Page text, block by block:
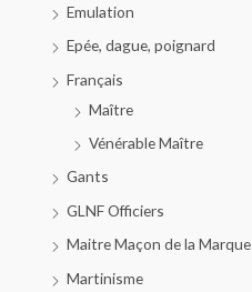
Emulation
Epée, dague, poignard
Français
Maître
Vénérable Maître
Gants
GLNF Officiers
Maitre Maçon de la Marque
Martinisme